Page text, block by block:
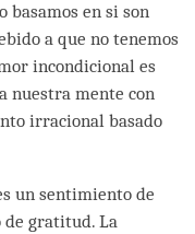
basamos en si son
a que no tenemos
incondicional es
nuestra mente con
irracional basado
un sentimiento de
de gratitud. La